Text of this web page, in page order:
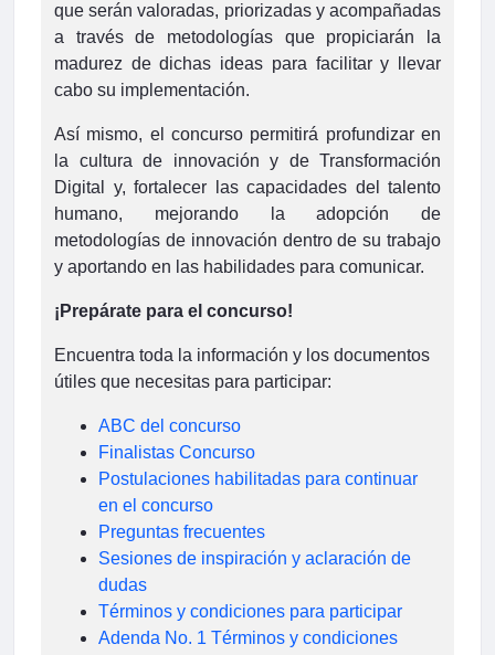
que serán valoradas, priorizadas y acompañadas
a través de metodologías que propiciarán la
madurez de dichas ideas para facilitar y llevar
cabo su implementación.
Así mismo, el concurso permitirá profundizar en
la cultura de innovación y de Transformación
Digital y, fortalecer las capacidades del talento
humano, mejorando la adopción de
metodologías de innovación dentro de su trabajo
y aportando en las habilidades para comunicar.
¡Prepárate para el concurso!
Encuentra toda la información y los documentos
útiles que necesitas para participar:
ABC del concurso
Finalistas Concurso
Postulaciones habilitadas para continuar
en el concurso
Preguntas frecuentes
Sesiones de inspiración y aclaración de
dudas
Términos y condiciones para participar
Adenda No. 1 Términos y condiciones